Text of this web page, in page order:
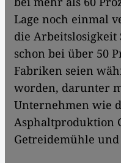
Lage noch einmal
die Arbeitslosigkeit
schon bei über 50
Fabriken seien
worden, darunter
Unternehmen wie
Asphaltproduktion
Getreidemühle